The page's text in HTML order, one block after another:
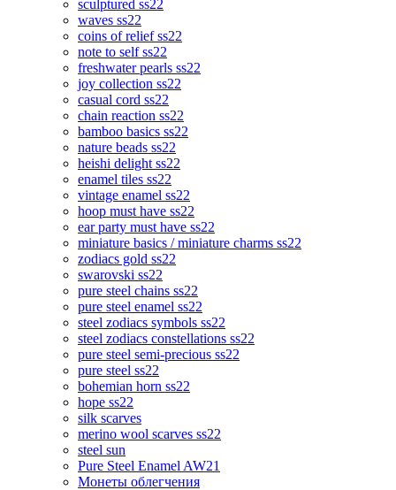
sculptured ss22
waves ss22
coins of relief ss22
note to self ss22
freshwater pearls ss22
joy collection ss22
casual cord ss22
chain reaction ss22
bamboo basics ss22
nature beads ss22
heishi delight ss22
enamel tiles ss22
vintage enamel ss22
hoop must have ss22
ear party must have ss22
miniature basics / miniature charms ss22
zodiacs gold ss22
swarovski ss22
pure steel chains ss22
pure steel enamel ss22
steel zodiacs symbols ss22
steel zodiacs constellations ss22
pure steel semi-precious ss22
pure steel ss22
bohemian horn ss22
hope ss22
silk scarves
merino wool scarves ss22
steel sun
Pure Steel Enamel AW21
Монеты облегчения